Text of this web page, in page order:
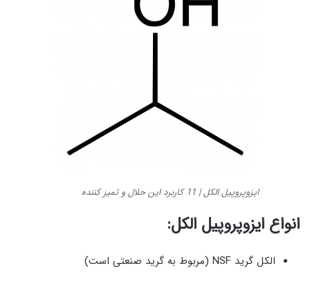
ایزوپروپیل الکل | 11 کاربرد این حلال و تمیز کننده
انواع ایزوپروپیل الکل:
الکل گرید NSF (مربوط به گرید صنعتی است)